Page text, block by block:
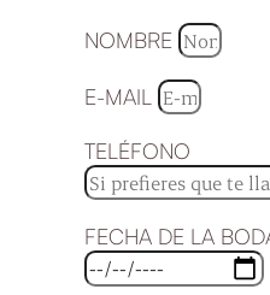
NOMBRE
E-MAIL
TELÉFONO
FECHA DE LA